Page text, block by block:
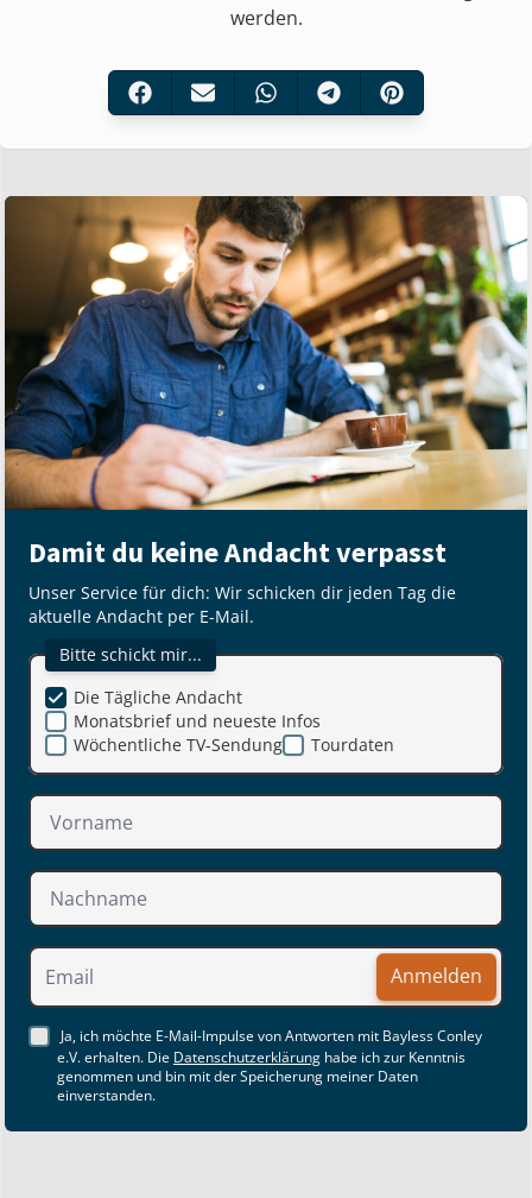
werden.
Damit du keine Andacht verpasst
Unser Service für dich: Wir schicken dir jeden Tag die
aktuelle Andacht per E-Mail.
Bitte schickt mir...
Monatsbrief und neueste Infos
Die Tägliche Andacht
Wöchentliche TV-Sendung Tourdaten
Anmelden
Ja, ich möchte E-Mail-Impulse von Antworten mit Bayless Conley
e.V. erhalten. Die Datenschutzerklärung habe ich zur Kenntnis
genommen und bin mit der Speicherung meiner Daten
einverstanden.